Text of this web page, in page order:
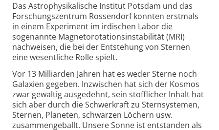
Das Astrophysikalische Institut Potsdam und das
Forschungszentrum Rossendorf konnten erstmals
in einem Experiment im irdischen Labor die
sogenannte Magnetorotationsinstabilität (MRI)
nachweisen, die bei der Entstehung von Sternen
eine wesentliche Rolle spielt.
Vor 13 Milliarden Jahren hat es weder Sterne noch
Galaxien gegeben. Inzwischen hat sich der Kosmos
zwar gewaltig ausgedehnt, sein stofflicher Inhalt hat
sich aber durch die Schwerkraft zu Sternsystemen,
Sternen, Planeten, schwarzen Löchern usw.
zusammengeballt. Unsere Sonne ist entstanden als